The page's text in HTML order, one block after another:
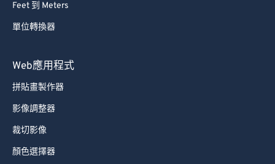
Feet 到 Meters
單位轉換器
Web應用程式
拼貼畫製作器
影像調整器
裁切影像
顏色選擇器